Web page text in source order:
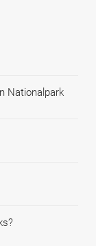
Nationalpark